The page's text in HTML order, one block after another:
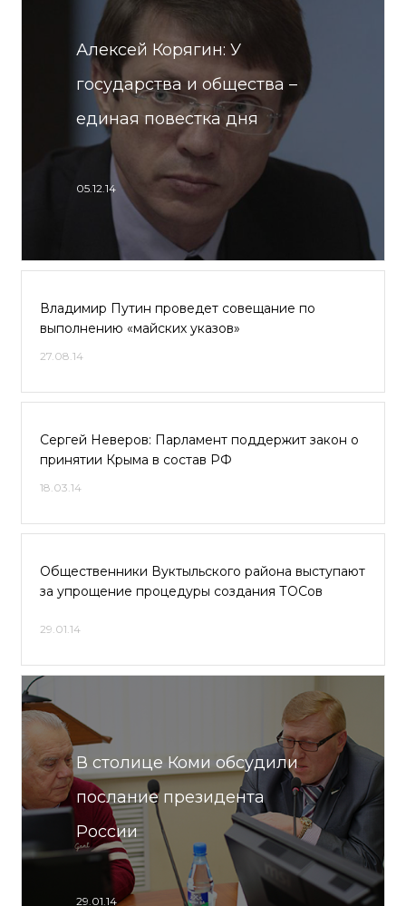
Алексей Корягин: У
государства и общества –
единая повестка дня
05.12.14
Владимир Путин проведет совещание по
выполнению «майских указов»
27.08.14
Сергей Неверов: Парламент поддержит закон о
принятии Крыма в состав РФ
18.03.14
Общественники Вуктыльского района выступают
за упрощение процедуры создания ТОСов
29.01.14
В столице Коми обсудили
послание президента
России
29.01.14